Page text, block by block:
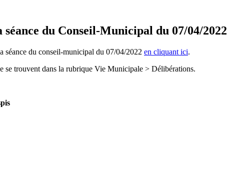
séance du Conseil-Municipal du 07/04/2022
séance du conseil-municipal du 07/04/2022 en cliquant ici.
se trouvent dans la rubrique Vie Municipale > Délibérations.